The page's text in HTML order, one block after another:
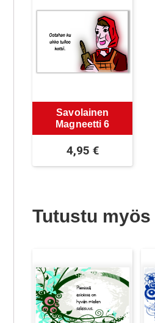
Savolainen
Magneetti 6
4,95 €
Tutustu myös